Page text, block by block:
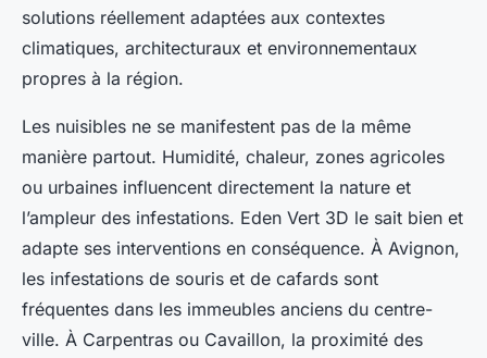
solutions réellement adaptées aux contextes
climatiques, architecturaux et environnementaux
propres à la région.
Les nuisibles ne se manifestent pas de la même
manière partout. Humidité, chaleur, zones agricoles
ou urbaines influencent directement la nature et
l’ampleur des infestations. Eden Vert 3D le sait bien et
adapte ses interventions en conséquence. À Avignon,
les infestations de souris et de cafards sont
fréquentes dans les immeubles anciens du centre-
ville. À Carpentras ou Cavaillon, la proximité des